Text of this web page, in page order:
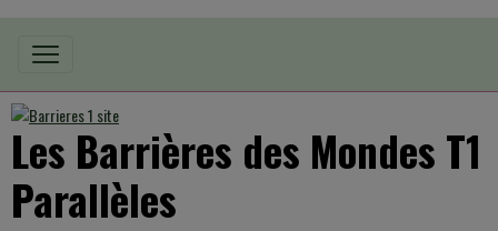
Les Barrières des Mondes T1
Parallèles